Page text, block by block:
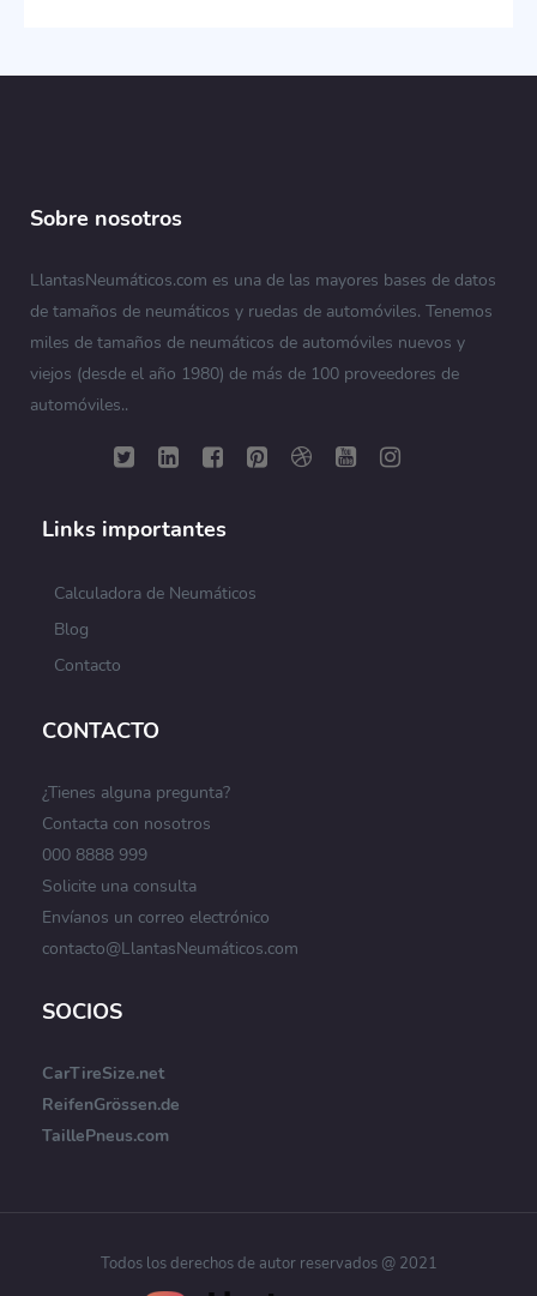
Sobre nosotros
LlantasNeumáticos.com es una de las mayores bases de datos
de tamaños de neumáticos y ruedas de automóviles. Tenemos
miles de tamaños de neumáticos de automóviles nuevos y
viejos (desde el año 1980) de más de 100 proveedores de
automóviles..
Links importantes
Calculadora de Neumáticos
Blog
Contacto
CONTACTO
¿Tienes alguna pregunta?
Contacta con nosotros
000 8888 999
Solicite una consulta
Envíanos un correo electrónico
contacto@LlantasNeumáticos.com
SOCIOS
CarTireSize.net
ReifenGrössen.de
TaillePneus.com
Todos los derechos de autor reservados @ 2021